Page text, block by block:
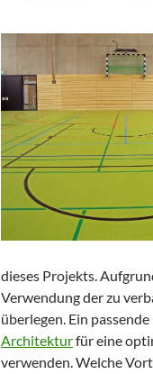
dieses Projekts.
Verwendung der zu
überlegen. Ein
Architekturfür eine
verwenden. Welche